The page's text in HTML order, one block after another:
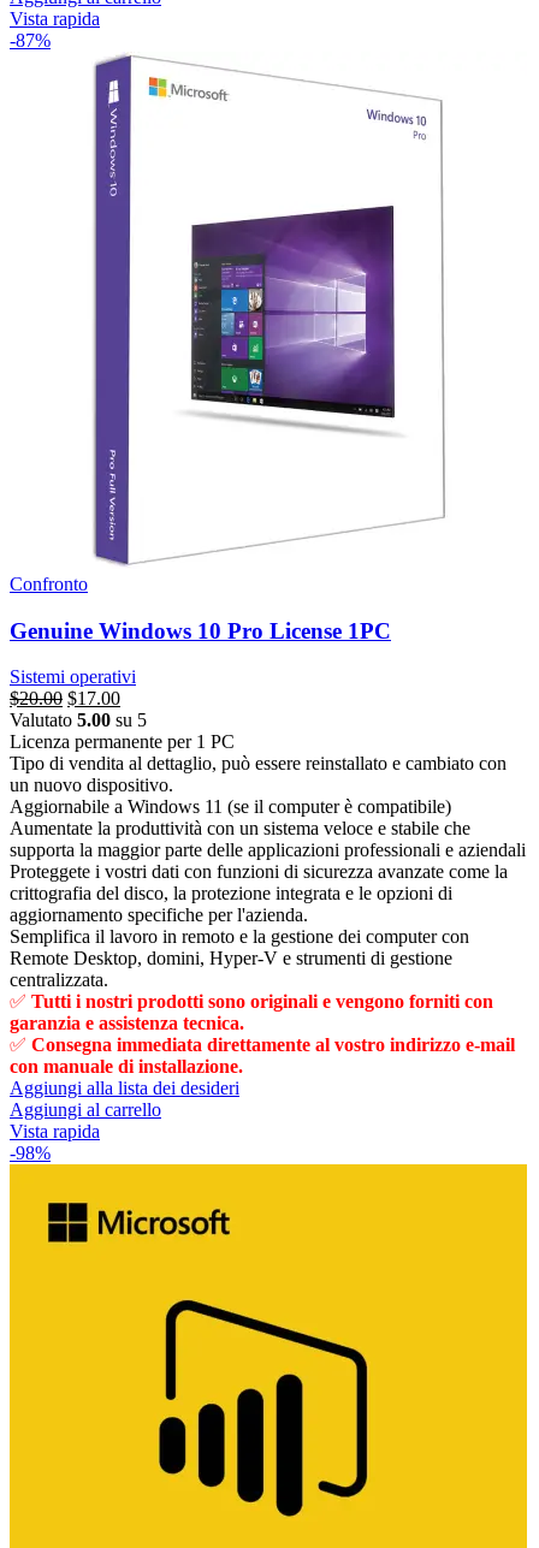
Vista rapida
-87%
Confronto
Genuine Windows 10 Pro License 1PC
Sistemi operativi
Il
prezzo
originale
era:
$149.00.
$20.00Il
prezzo
attuale
è:
$20.00.
$17.00
Valutato 5.00 su 5
Licenza permanente per 1 PC
Tipo di vendita al dettaglio, può essere reinstallato e cambiato con
un nuovo dispositivo.
Aggiornabile a Windows 11 (se il computer è compatibile)
Aumentate la produttività con un sistema veloce e stabile che
supporta la maggior parte delle applicazioni professionali e aziendali
Proteggete i vostri dati con funzioni di sicurezza avanzate come la
crittografia del disco, la protezione integrata e le opzioni di
aggiornamento specifiche per l'azienda.
Semplifica il lavoro in remoto e la gestione dei computer con
Remote Desktop, domini, Hyper-V e strumenti di gestione
centralizzata.
✅ Tutti i nostri prodotti sono originali e vengono forniti con
garanzia e assistenza tecnica.
✅ Consegna immediata direttamente al vostro indirizzo e-mail
con manuale di installazione.
Aggiungi alla lista dei desideri
Aggiungi al carrello
Vista rapida
-98%